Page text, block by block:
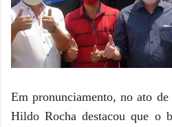
Em pronunciamento, no ato de
Hildo Rocha destacou que o